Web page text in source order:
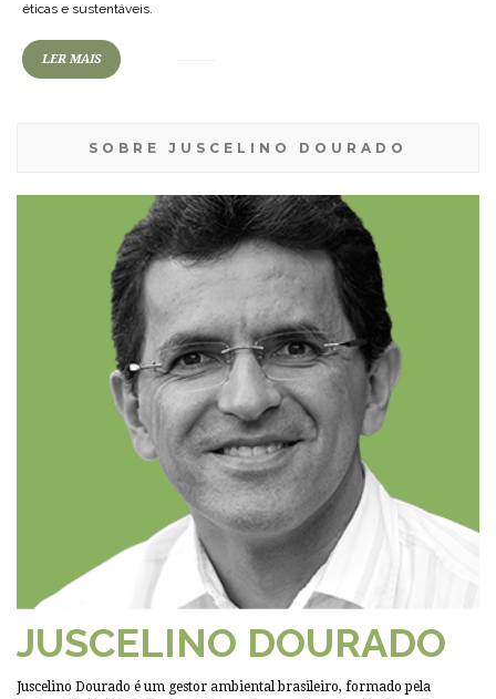
éticas e sustentáveis.
LER MAIS
SOBRE JUSCELINO DOURADO
JUSCELINO DOURADO
Juscelino Dourado é um gestor ambiental brasileiro, formado pela